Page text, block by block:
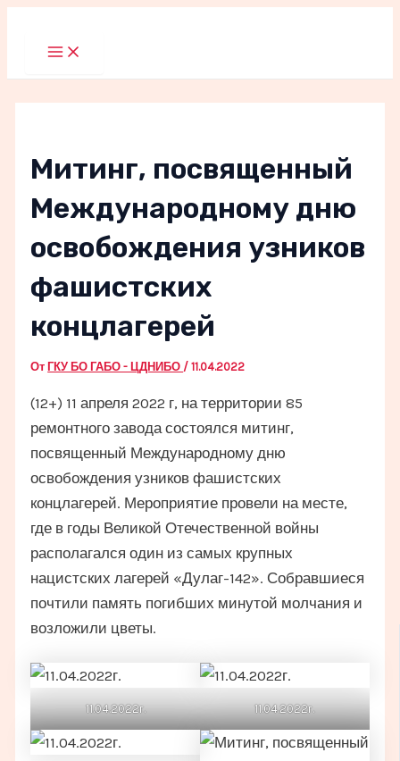
Main
Menu
Митинг, посвященный
Международному дню
освобождения узников
фашистских
концлагерей
ОтГКУ БО ГАБО - ЦДНИБО /11.04.2022
(12+) 11 апреля 2022 г, на территории 85
ремонтного завода состоялся митинг,
посвященный Международному дню
освобождения узников фашистских
концлагерей. Мероприятие провели на месте,
где в годы Великой Отечественной войны
располагался один из самых крупных
нацистских лагерей «Дулаг-142». Собравшиеся
почтили память погибших минутой молчания и
возложили цветы.
11.04.2022г. 11.04.2022г.